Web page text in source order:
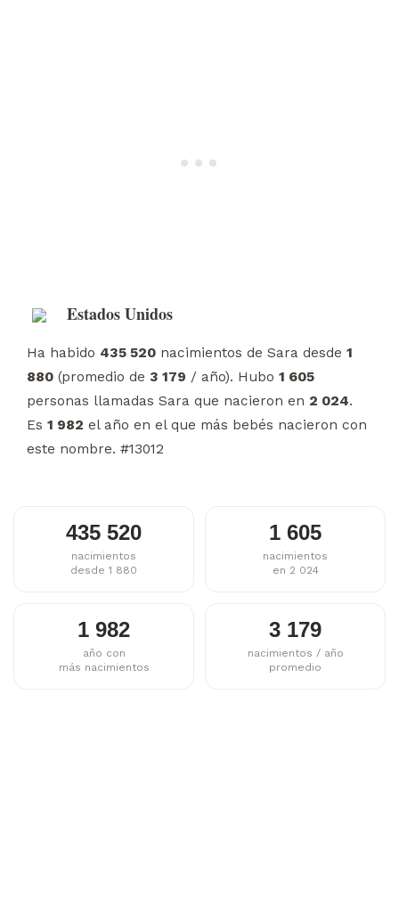
Estados Unidos
Ha habido 435 520 nacimientos de Sara desde 1
880 (promedio de 3 179 / año). Hubo 1 605
personas llamadas Sara que nacieron en 2 024.
Es 1 982 el año en el que más bebés nacieron con
este nombre. #13012
435 520
nacimientos
desde 1 880
1 605
nacimientos
en 2 024
1 982
año con
más nacimientos
3 179
nacimientos / año
promedio